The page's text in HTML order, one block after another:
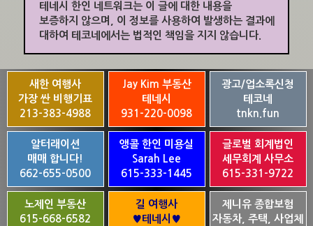
테네시 한인 네트워크는 이 글에 대한 내용을
보증하지 않으며, 이 정보를 사용하여 발생하는 결과에
대하여 테코네에서는 법적인 책임을 지지 않습니다.
새한 여행사
가장 싼 비행기표
213-383-4988
Jay Kim 부동산
테네시
931-220-0098
광고/업소록신청
테코네
tnkn.fun
알터래이션
매매 합니다!
662-655-0500
앵콜 한인 미용실
Sarah Lee
615-333-1445
글로벌 회계법인
세무회계 사무소
615-331-9722
노제인 부동산
615-668-6582
길 여행사
♥테네시♥
제니유 종합보험
자동차, 주택, 사업체